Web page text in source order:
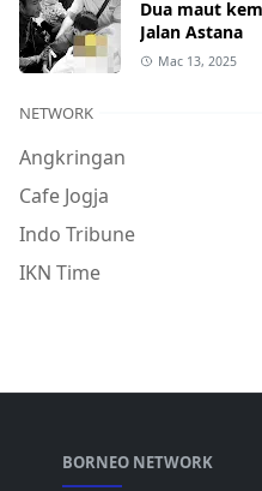
Dua maut
Jalan Astana
Mac 13, 2025
NETWORK
Angkringan
Cafe Jogja
Indo Tribune
IKN Time
BORNEO NETWORK